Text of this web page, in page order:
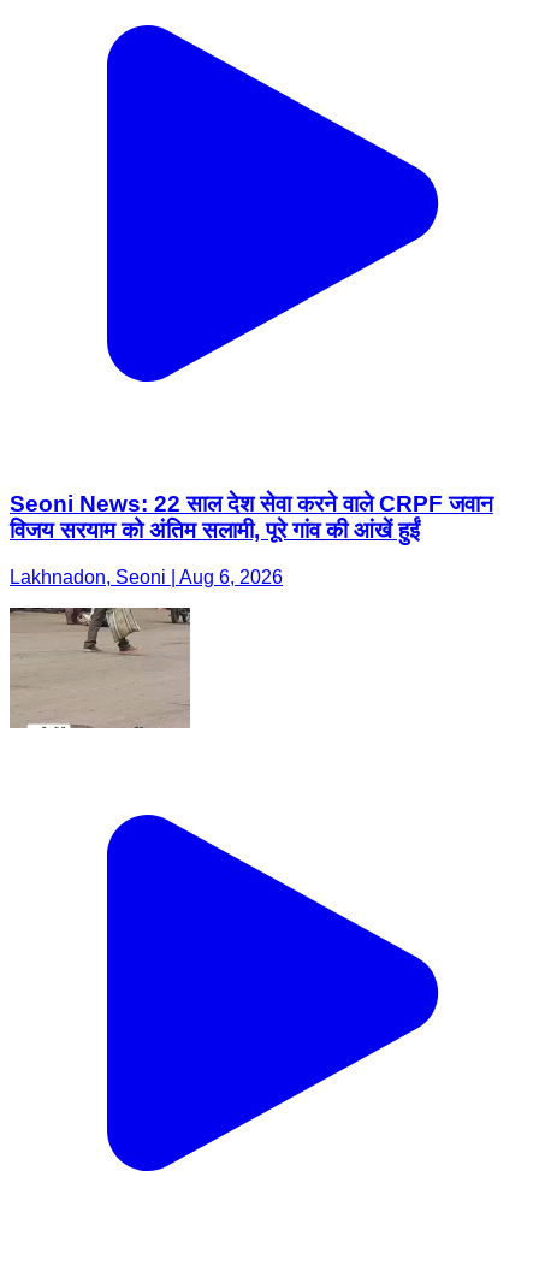
Seoni News: 22 साल देश सेवा करने वाले CRPF जवान
विजय सरयाम को अंतिम सलामी, पूरे गांव की आंखें हुईं
Lakhnadon, Seoni | Aug 6, 2026